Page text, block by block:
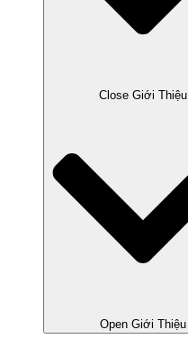
Close Giới Thiệu
Open Giới Thiệu